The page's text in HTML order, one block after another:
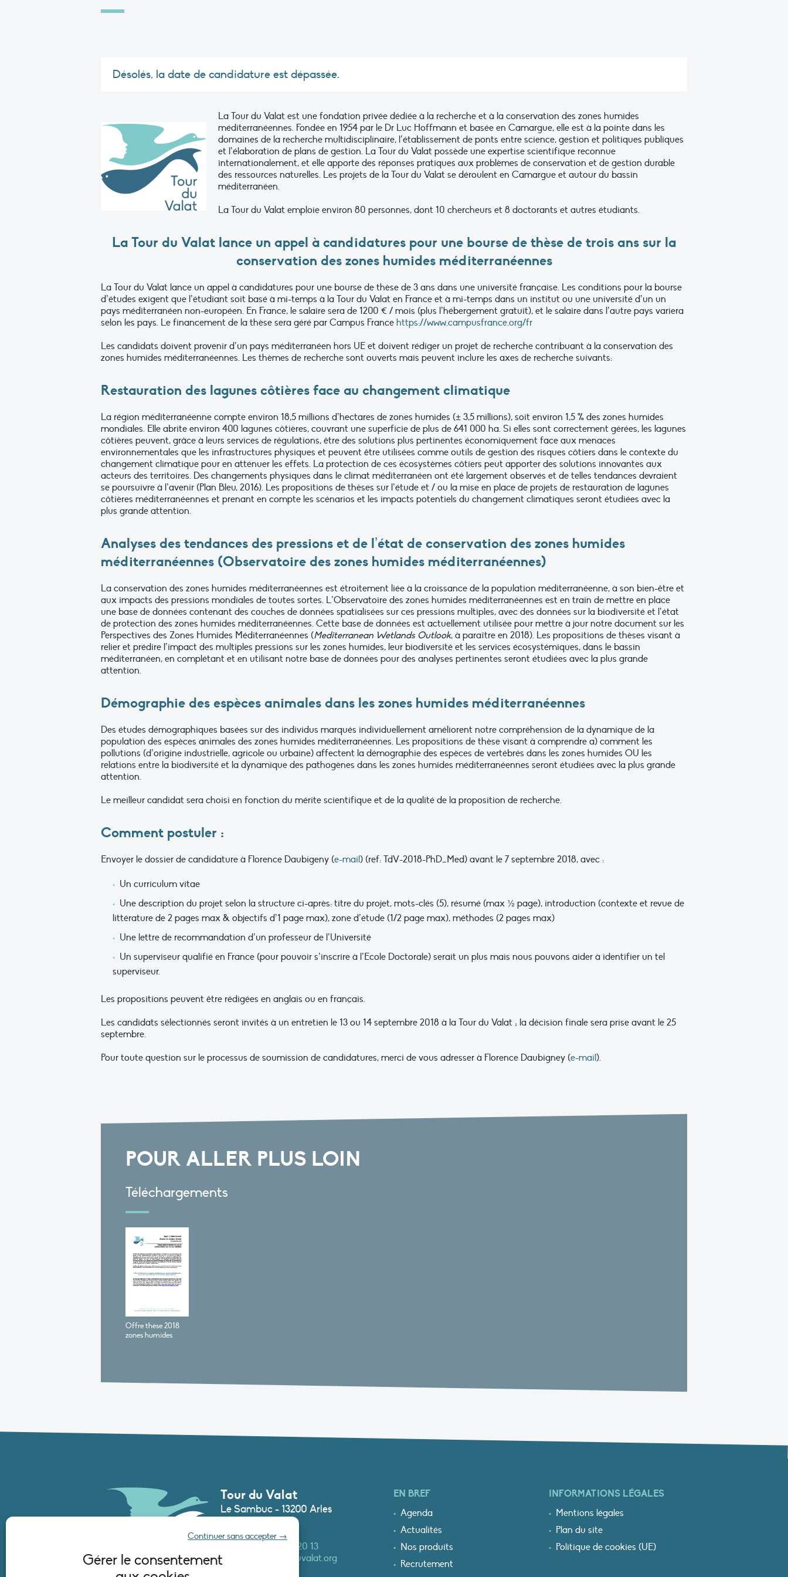
Gérer le consentement
Continuer sans accepter →
Désolés, la date de candidature est dépassée.
La Tour du Valat est une fondation privée dédiée à la recherche et à la conservation des zones humides
méditerranéennes. Fondée en 1954 par le Dr Luc Hoffmann et basée en Camargue, elle est à la pointe dans les
domaines de la recherche multidisciplinaire, l’établissement de ponts entre science, gestion et politiques publiques
et l’élaboration de plans de gestion. La Tour du Valat possède une expertise scientifique reconnue
internationalement, et elle apporte des réponses pratiques aux problèmes de conservation et de gestion durable
des ressources naturelles. Les projets de la Tour du Valat se déroulent en Camargue et autour du bassin
méditerranéen.
La Tour du Valat emploie environ 80 personnes, dont 10 chercheurs et 8 doctorants et autres étudiants.
La Tour du Valat lance un appel à candidatures pour une bourse de thèse de trois ans sur la
conservation des zones humides méditerranéennes
La Tour du Valat lance un appel à candidatures pour une bourse de thèse de 3 ans dans une université française. Les conditions pour la bourse
d’études exigent que l’étudiant soit basé à mi-temps à la Tour du Valat en France et à mi-temps dans un institut ou une université d’un un
pays méditerranéen non-européen. En France, le salaire sera de 1200 € / mois (plus l’hébergement gratuit), et le salaire dans l’autre pays variera
selon les pays. Le financement de la thèse sera géré par Campus France https://www.campusfrance.org/fr
Les candidats doivent provenir d’un pays méditerranéen hors UE et doivent rédiger un projet de recherche contribuant à la conservation des
zones humides méditerranéennes. Les thèmes de recherche sont ouverts mais peuvent inclure les axes de recherche suivants:
Restauration des lagunes côtières face au changement climatique
La région méditerranéenne compte environ 18,5 millions d’hectares de zones humides (± 3,5 millions), soit environ 1,5 % des zones humides
mondiales. Elle abrite environ 400 lagunes côtières, couvrant une superficie de plus de 641 000 ha. Si elles sont correctement gérées, les lagunes
côtières peuvent, grâce à leurs services de régulations, être des solutions plus pertinentes économiquement face aux menaces
environnementales que les infrastructures physiques et peuvent être utilisées comme outils de gestion des risques côtiers dans le contexte du
changement climatique pour en atténuer les effets. La protection de ces écosystèmes côtiers peut apporter des solutions innovantes aux
acteurs des territoires. Des changements physiques dans le climat méditerranéen ont été largement observés et de telles tendances devraient
se poursuivre à l’avenir (Plan Bleu, 2016). Les propositions de thèses sur l’étude et / ou la mise en place de projets de restauration de lagunes
côtières méditerranéennes et prenant en compte les scénarios et les impacts potentiels du changement climatiques seront étudiées avec la
plus grande attention.
Analyses des tendances des pressions et de l’état de conservation des zones humides
méditerranéennes (Observatoire des zones humides méditerranéennes)
La conservation des zones humides méditerranéennes est étroitement liée à la croissance de la population méditerranéenne, à son bien-être et
aux impacts des pressions mondiales de toutes sortes. L’Observatoire des zones humides méditerranéennes est en train de mettre en place
une base de données contenant des couches de données spatialisées sur ces pressions multiples, avec des données sur la biodiversité et l’état
de protection des zones humides méditerranéennes. Cette base de données est actuellement utilisée pour mettre à jour notre document sur les
Perspectives des Zones Humides Méditerranéennes (Mediterranean Wetlands Outlook, à paraître en 2018). Les propositions de thèses visant à
relier et prédire l’impact des multiples pressions sur les zones humides, leur biodiversité et les services écosystémiques, dans le bassin
méditerranéen, en complétant et en utilisant notre base de données pour des analyses pertinentes seront étudiées avec la plus grande
attention.
Démographie des espèces animales dans les zones humides méditerranéennes
Des études démographiques basées sur des individus marqués individuellement améliorent notre compréhension de la dynamique de la
population des espèces animales des zones humides méditerranéennes. Les propositions de thèse visant à comprendre a) comment les
pollutions (d’origine industrielle, agricole ou urbaine) affectent la démographie des espèces de vertébrés dans les zones humides OU les
relations entre la biodiversité et la dynamique des pathogènes dans les zones humides méditerranéennes seront étudiées avec la plus grande
attention.
Le meilleur candidat sera choisi en fonction du mérite scientifique et de la qualité de la proposition de recherche.
Comment postuler :
Envoyer le dossier de candidature à Florence Daubigeny (e-mail) (ref: TdV-2018-PhD_Med) avant le 7 septembre 2018, avec :
Un curriculum vitae
Une description du projet selon la structure ci-après: titre du projet, mots-clés (5), résumé (max ½ page), introduction (contexte et revue de
littérature de 2 pages max & objectifs d’1 page max), zone d’étude (1/2 page max), méthodes (2 pages max)
Une lettre de recommandation d’un professeur de l’Université
Un superviseur qualifié en France (pour pouvoir s’inscrire à l’Ecole Doctorale) serait un plus mais nous pouvons aider à identifier un tel
superviseur.
Les propositions peuvent être rédigées en anglais ou en français.
Les candidats sélectionnés seront invités à un entretien le 13 ou 14 septembre 2018 à la Tour du Valat ; la décision finale sera prise avant le 25
septembre.
Pour toute question sur le processus de soumission de candidatures, merci de vous adresser à Florence Daubigney (e-mail).
POUR ALLER PLUS LOIN
Téléchargements
Offre thèse 2018
zones humides
Tour du Valat
Le Sambuc - 13200 Arles
+33 (0)4 90 97 20 13
secretariat@tourduvalat.org
EN BREF
Agenda
Actualités
Nos produits
Recrutement
INFORMATIONS LÉGALES
Mentions légales
Plan du site
Politique de cookies (UE)